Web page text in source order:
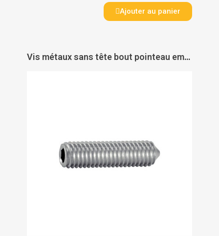
Ajouter au panier
Vis métaux sans tête bout pointeau empreinte 6 pans creux filetage total inox A2 DIN 913 - ACTON